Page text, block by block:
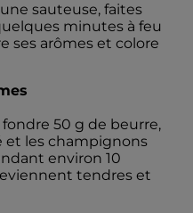
sauteuse, faites
minutes à feu
ses arômes et colore
50 g de beurre,
et les champignons
environ 10
tendres et